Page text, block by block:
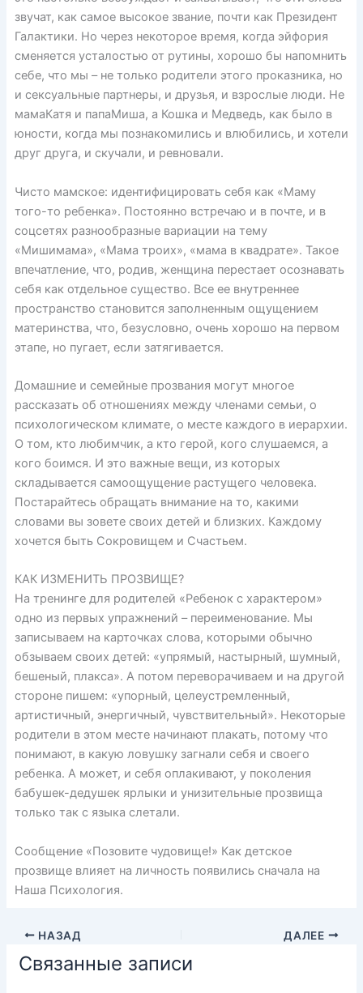
звучат, как самое высокое звание, почти как Президент
Галактики. Но через некоторое время, когда эйфория
сменяется усталостью от рутины, хорошо бы напомнить
себе, что мы – не только родители этого проказника, но
и сексуальные партнеры, и друзья, и взрослые люди. Не
мамаКатя и папаМиша, а Кошка и Медведь, как было в
юности, когда мы познакомились и влюбились, и хотели
друг друга, и скучали, и ревновали.
Чисто мамское: идентифицировать себя как «Маму
того-то ребенка». Постоянно встречаю и в почте, и в
соцсетях разнообразные вариации на тему
«Мишимама», «Мама троих», «мама в квадрате». Такое
впечатление, что, родив, женщина перестает осознавать
себя как отдельное существо. Все ее внутреннее
пространство становится заполненным ощущением
материнства, что, безусловно, очень хорошо на первом
этапе, но пугает, если затягивается.
Домашние и семейные прозвания могут многое
рассказать об отношениях между членами семьи, о
психологическом климате, о месте каждого в иерархии.
О том, кто любимчик, а кто герой, кого слушаемся, а
кого боимся. И это важные вещи, из которых
складывается самоощущение растущего человека.
Постарайтесь обращать внимание на то, какими
словами вы зовете своих детей и близких. Каждому
хочется быть Сокровищем и Счастьем.
КАК ИЗМЕНИТЬ ПРОЗВИЩЕ?
На тренинге для родителей «Ребенок с характером»
одно из первых упражнений – переименование. Мы
записываем на карточках слова, которыми обычно
обзываем своих детей: «упрямый, настырный, шумный,
бешеный, плакса». А потом переворачиваем и на другой
стороне пишем: «упорный, целеустремленный,
артистичный, энергичный, чувствительный». Некоторые
родители в этом месте начинают плакать, потому что
понимают, в какую ловушку загнали себя и своего
ребенка. А может, и себя оплакивают, у поколения
бабушек-дедушек ярлыки и унизительные прозвища
только так с языка слетали.
Сообщение «Позовите чудовище!» Как детское
прозвище влияет на личность появились сначала на
Наша Психология.
НАЗАД ДАЛЕЕ
Связанные записи